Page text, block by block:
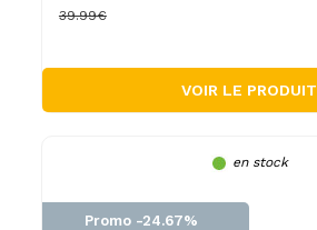
39.99€
VOIR LE PRODUIT
en stock
Promo -24.67%